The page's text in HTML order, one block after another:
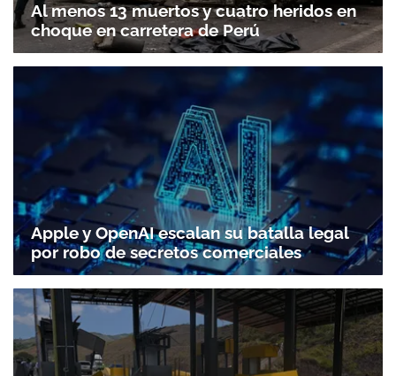
Al menos 13 muertos y cuatro heridos en
choque en carretera de Perú
Apple y OpenAI escalan su batalla legal
por robo de secretos comerciales